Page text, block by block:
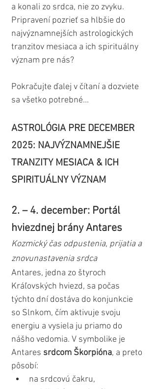
a konali zo srdca, nie zo zvyku.
Pripravení pozrieť sa hlbšie do
najvýznamnejších astrologických
tranzitov mesiaca a ich spirituálny
význam pre nás?
Pokračujte ďalej v čítaní a dozviete
sa všetko potrebné...
ASTROLÓGIA PRE DECEMBER
2025: NAJVÝZNAMNEJŠIE
TRANZITY MESIACA & ICH
SPIRITUÁLNY VÝZNAM
2. – 4. december: Portál
hviezdnej brány Antares
Kozmický čas odpustenia, prijatia a
znovunastavenia srdca
Antares, jedna zo štyroch
Kráľovských hviezd, sa počas
týchto dní dostáva do konjunkcie
so Slnkom, čím aktivuje svoju
energiu a vysiela ju priamo do
nášho vedomia. V symbolike je
Antares srdcom Škorpióna, a preto
pôsobí:
na srdcovú čakru,